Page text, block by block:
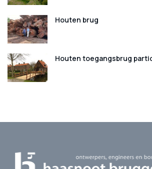
Houten brug
Houten toegangsbrug